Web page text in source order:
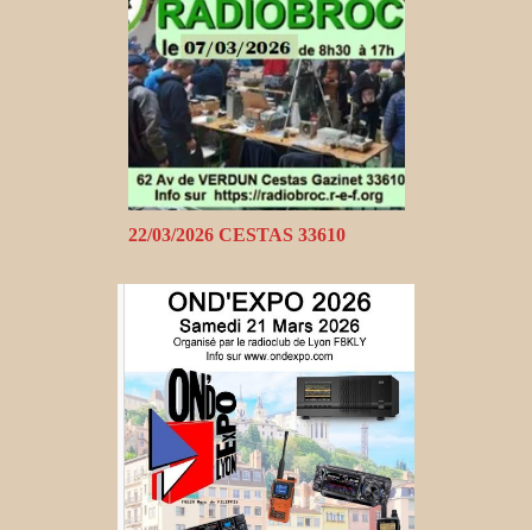
22/03/2026 CESTAS 33610